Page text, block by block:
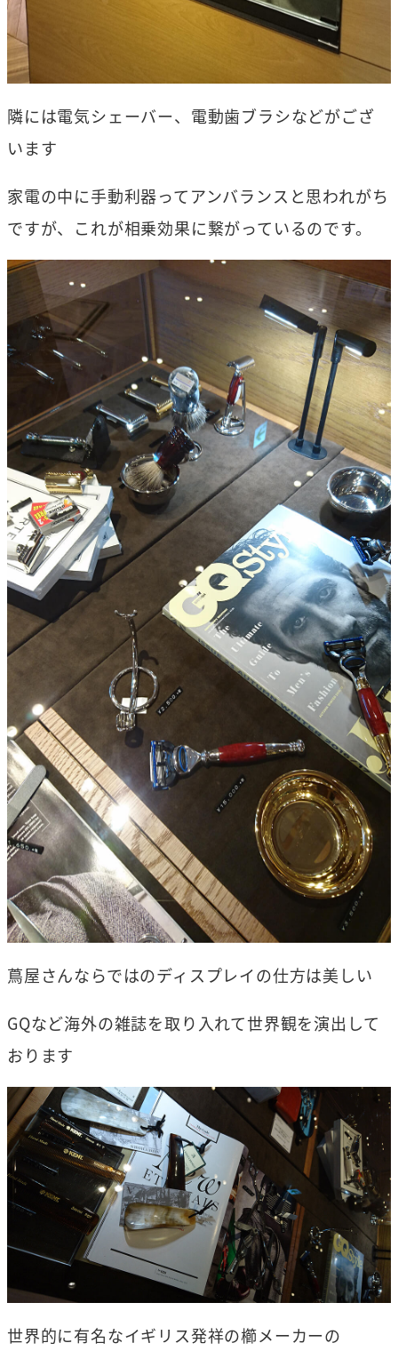
隣には電気シェーバー、電動歯ブラシなどがござ
います
家電の中に手動利器ってアンバランスと思われがち
ですが、これが相乗効果に繋がっているのです。
蔦屋さんならではのディスプレイの仕方は美しい
GQなど海外の雑誌を取り入れて世界観を演出して
おります
世界的に有名なイギリス発祥の櫛メーカーの